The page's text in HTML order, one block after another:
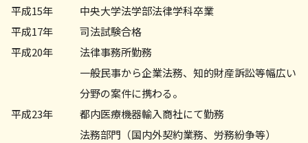
平成15年
中央大学法学部法律学科卒業
平成17年
司法試験合格
平成20年
法律事務所勤務
一般民事から企業法務、知的財産訴訟等幅広い
分野の案件に携わる。
平成23年
都内医療機器輸入商社にて勤務
法務部門（国内外契約業務、労務紛争等）